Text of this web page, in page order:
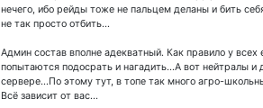
нечего, ибо рейды тоже не пальцем деланы и бить
не так просто отбить...
Админ состав вполне адекватный. Как правило у
попытаются подосрать и нагадить...А вот нейтралы
сервере...По этому тут, в топе так много агро-
Всё зависит от вас...